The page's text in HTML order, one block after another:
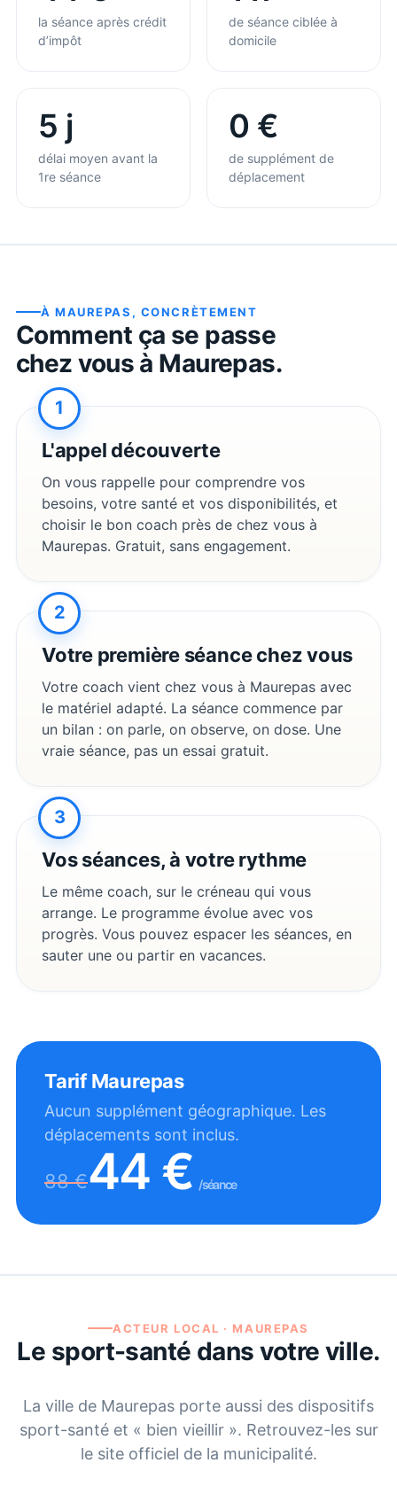
la séance après crédit
d’impôt
de séance ciblée à
domicile
5 j
délai moyen avant la
1re séance
0 €
de supplément de
déplacement
ÀMAUREPAS , CONCRÈTEMENT
Comment ça se passe
chez vous à Maurepas.
1
L'appel découverte
On vous rappelle pour comprendre vos
besoins, votre santé et vos disponibilités, et
choisir le bon coach près de chez vous à
Maurepas. Gratuit, sans engagement.
2
Votre première séance chez vous
Votre coach vient chez vous à Maurepas avec
le matériel adapté. La séance commence par
un bilan : on parle, on observe, on dose. Une
vraie séance, pas un essai gratuit.
3
Vos séances, à votre rythme
Le même coach, sur le créneau qui vous
arrange. Le programme évolue avec vos
progrès. Vous pouvez espacer les séances, en
sauter une ou partir en vacances.
TarifMaurepas
Aucun supplément géographique. Les
déplacements sont inclus.
88€44 € /séance
ACTEUR LOCAL · MAUREPAS
Le sport-santé dans votre ville.
La ville de Maurepas porte aussi des dispositifs
sport-santé et « bien vieillir ». Retrouvez-les sur
le site officiel de la municipalité.